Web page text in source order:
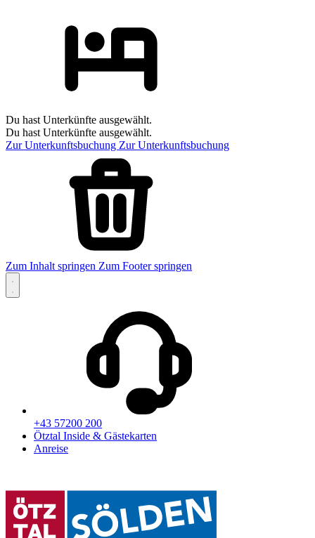
Du hast Unterkünfte ausgewählt.
Du hast Unterkünfte ausgewählt.
Zur Unterkunftsbuchung Zur Unterkunftsbuchung
Zum Inhalt springen Zum Footer springen
+43 57200 200
Ötztal Inside & Gästekarten
Anreise